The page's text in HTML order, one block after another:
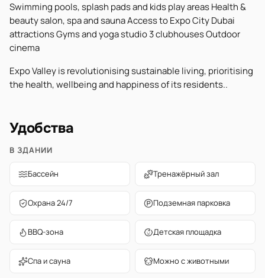
Swimming pools, splash pads and kids play areas Health &
beauty salon, spa and sauna Access to Expo City Dubai
attractions Gyms and yoga studio 3 clubhouses Outdoor
cinema
Expo Valley is revolutionising sustainable living, prioritising
the health, wellbeing and happiness of its residents..
Удобства
В ЗДАНИИ
Бассейн Тренажёрный зал
Охрана 24/7 Подземная парковка
BBQ-зона Детская площадка
Спа и сауна Можно с животными